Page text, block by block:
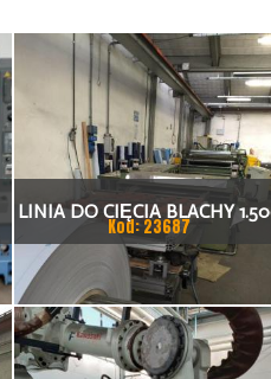
LINIA DO CIĘCIA BLACHY
X 1,5 (2,5) MM
Kod: 23687